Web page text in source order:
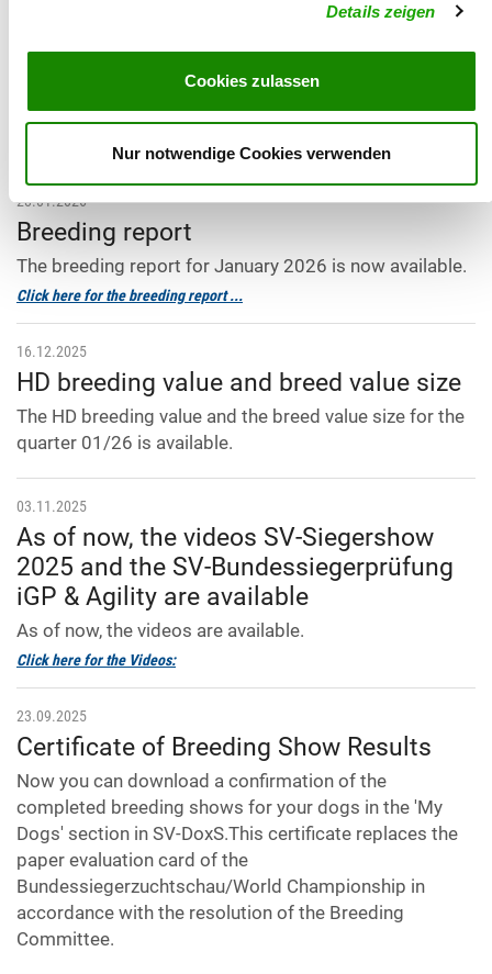
Details zeigen
Cookies zulassen
Nur notwendige Cookies verwenden
Due to a change of provider, there will be temporary
26, 2026. From February 27, 2026, the service will be
Thank you for your understanding.
28.01.2026
Breeding report
The breeding report for January 2026 is now available.
Click here for the breeding report ...
16.12.2025
HD breeding value and breed value size
The HD breeding value and the breed value size for the
quarter 01/26 is available.
03.11.2025
As of now, the videos SV-Siegershow
2025 and the SV-Bundessiegerprüfung
iGP & Agility are available
As of now, the videos are available.
Click here for the Videos:
23.09.2025
Certificate of Breeding Show Results
Now you can download a confirmation of the
completed breeding shows for your dogs in the 'My
Dogs' section in SV-DoxS.This certificate replaces the
paper evaluation card of the
Bundessiegerzuchtschau/World Championship in
accordance with the resolution of the Breeding
Committee.